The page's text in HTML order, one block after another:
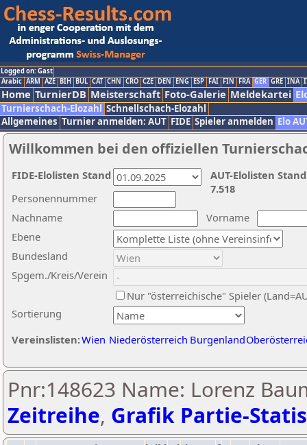
Logged on: Gast
Arabic ARM AZE BIH BUL CAT CHN CRO CZE DEN ENG ESP FAI FIN FRA GER GRE INA
Home TurnierDB Meisterschaft Foto-Galerie Meldekartei
Turnierschach-Elozahl Schnellschach-Elozahl
Allgemeines Turnier anmelden: AUT FIDE Spieler anmelden Elo
Willkommen bei den offiziellen
Nachname
Vorname
Ebene
Sortierung
Personennummer
Bundesland
Spgem./Kreis/Verein
Nur "österreichische" Spieler
Vereinslisten:Wien Niederösterreich Burgenland
AUT-Elolisten
7.518
FIDE-Elolisten Stand
Pnr:148623 Name: Lorenz
Zeitreihe, Grafik Partie-